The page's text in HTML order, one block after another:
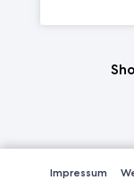
Impressum